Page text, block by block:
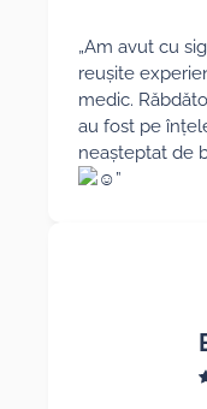
„Am avut cu
reușite
medic.
au fost pe
neașteptat de
”